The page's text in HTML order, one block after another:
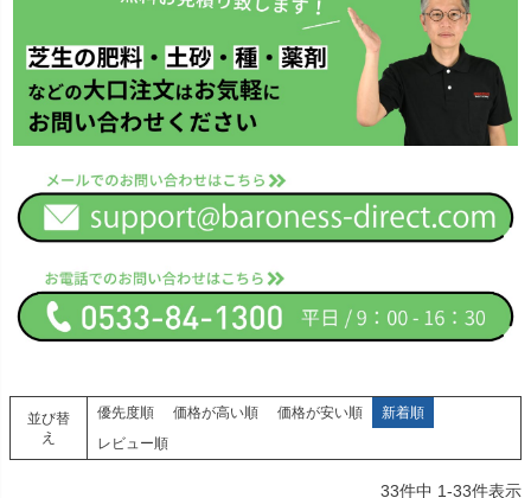
並び替
え
優先度順 価格が高い順 価格が安い順
新着順
レビュー順
33件中 1-33件表示